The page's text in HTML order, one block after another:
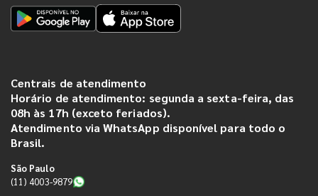
Centrais de atendimento
Horário de atendimento: segunda a sexta-feira, das
08h às 17h (exceto feriados).
Atendimento via WhatsApp disponível para todo o
Brasil.
São Paulo
(11) 4003-9879